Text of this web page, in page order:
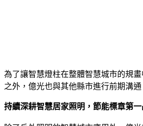
為了讓智慧燈柱在整體智慧城市的規
之外，億光也與其他縣市進行前期溝
持續深耕智慧居家照明，節能標章第